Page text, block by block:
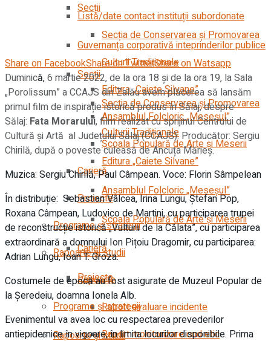
Secții
Secția de Conservarea şi Promovarea
Culturii Tradiţionale
Editura „Caiete Silvane”
Ansamblul Folcloric „Meseşul”
Școala Populară de Arte și Meserii
Carieră
Proiecte
Programe și strategii
Rapoarte și studii
Rapoarte
Raport evaluare incidente
Raport monitorizare cod etic
Listă/date contact instituții subordonate
Guvernanța corporativă inteprinderilor publice
Secții
Secția de Conservarea şi Promovarea
Culturii Tradiţionale
Editura „Caiete Silvane”
Ansamblul Folcloric „Meseşul”
Școala Populară de Arte și Meserii
Carieră
Proiecte
Programe și strategii
Rapoarte și studii
Share on FacebookShare on TwitterShare on Watsapp
Duminică,6 martie 2022, de la ora 18 și de la ora 19, la Sala
„Porolissum” a CCAJS din Zalău avem plăcerea să lansăm
primul film de inspirație istorică produs în Sălaj, despre
Sălaj: Fata Morarului, film realizat cu sprijinul Centrului de
Cultură și Artă al Județului Sălaj (CCAJS). Producător: Sergiu
Chirilă, după o poveste culeasă de Ancuța Mărieș.
Muzica: Sergiu Chirilă, Paul Câmpean. Voce: Florin Sâmpelean
În distribuție: Sebastian Vâlcea, Irina Lungu, Ștefan Pop,
Roxana Câmpean, Ludovico de Martini, cu participarea trupei
de reconstrucție istorică „Vulturii de la Călata”, cu participarea
extraordinară a domnului Ion Pițoiu Dragomir, cu participarea:
Adrian Lungu, Ioan T. Groza.
Costumele de epocă au fost asigurate de Muzeul Popular de
la Șeredeiu, doamna Ionela Alb.
Evenimentul va avea loc cu respectarea prevederilor
antiepidemice în vigoare, în limita locurilor disponibile. Prima